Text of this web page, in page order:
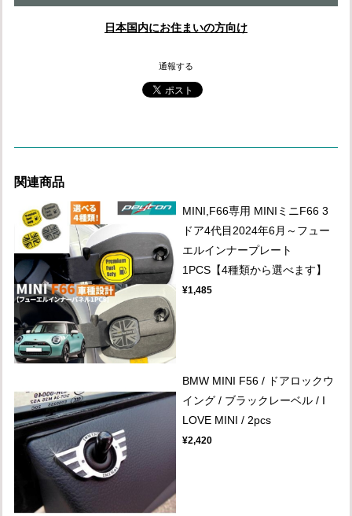
日本国内にお住まいの方向け
通報する
関連商品
MINI,F66専用 MINIミニF66 3
ドア4代目2024年6月～フュー
エルインナープレート
1PCS【4種類から選べます】
¥1,485
BMW MINI F56 / ドアロックウ
イング / ブラックレーベル / I
LOVE MINI / 2pcs
¥2,420